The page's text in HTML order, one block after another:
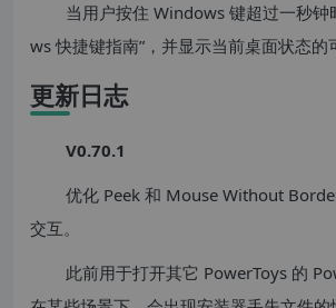
当用户按住 Windows 键超过一秒钟
ws 快捷键指南”，并显示当前桌面状态的
更新日志
V0.70.1
优化 Peek 和 Mouse Without
交互。
此前用于打开其它 PowerToys 的